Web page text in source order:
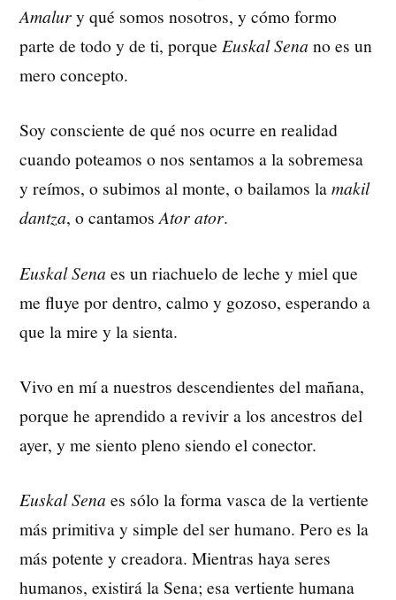
Amalury qué somos nosotros, y cómo formo
parte de todo y de ti, porque Euskal Sena no es un
mero concepto.
Soy consciente de qué nos ocurre en realidad
cuando poteamos o nos sentamos a la sobremesa
y reímos, o subimos al monte, o bailamos lamakil
dantza, o cantamosAtor ator.
Euskal Sena es un riachuelo de leche y miel que
me fluye por dentro, calmo y gozoso, esperando a
que la mire y la sienta.
Vivo en mí a nuestros descendientes del mañana,
porque he aprendido a revivir a los ancestros del
ayer, y me siento pleno siendo el conector.
Euskal Sena es sólo la forma vasca de la vertiente
más primitiva y simple del ser humano. Pero es la
más potente y creadora. Mientras haya seres
humanos, existirá la Sena; esa vertiente humana